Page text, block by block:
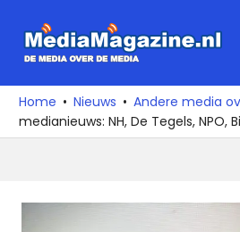
naar
media
over
de
Home Nieuws Andere media
medianieuws: NH, De Tegels, NPO,